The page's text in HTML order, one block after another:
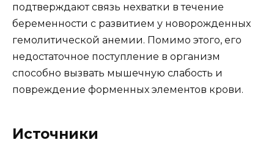
подтверждают связь нехватки в течение
беременности с развитием у новорожденных
гемолитической анемии. Помимо этого, его
недостаточное поступление в организм
способно вызвать мышечную слабость и
повреждение форменных элементов крови.
Источники